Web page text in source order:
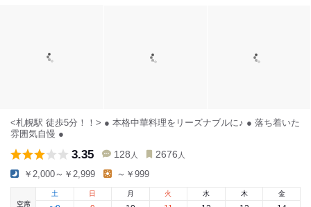
<札幌駅 徒歩5分！！> ● 本格中華料理をリーズナブルに♪ ● 落ち着いた
雰囲気自慢 ●
3.35 128 人 2676 人
￥2,000～￥2,999 ～￥999
空席
土
日 月 火 水 木 金